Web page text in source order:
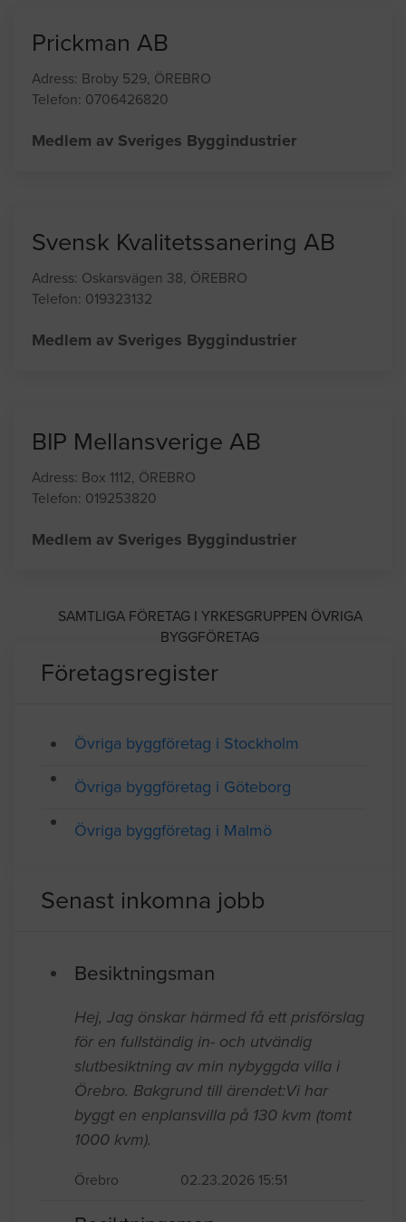
Prickman AB
Adress: Broby 529, ÖREBRO
Telefon: 0706426820
Medlem av Sveriges Byggindustrier
Svensk Kvalitetssanering AB
Adress: Oskarsvägen 38, ÖREBRO
Telefon: 019323132
Medlem av Sveriges Byggindustrier
BIP Mellansverige AB
Adress: Box 1112, ÖREBRO
Telefon: 019253820
Medlem av Sveriges Byggindustrier
SAMTLIGA FÖRETAG I YRKESGRUPPEN ÖVRIGA
BYGGFÖRETAG
Företagsregister
Övriga byggföretag i Stockholm
Övriga byggföretag i Göteborg
Övriga byggföretag i Malmö
Senast inkomna jobb
Besiktningsman
Hej, Jag önskar härmed få ett prisförslag
för en fullständig in- och utvändig
slutbesiktning av min nybyggda villa i
Örebro. Bakgrund till ärendet:Vi har
byggt en enplansvilla på 130 kvm (tomt
1000 kvm).
Örebro 02.23.2026 15:51